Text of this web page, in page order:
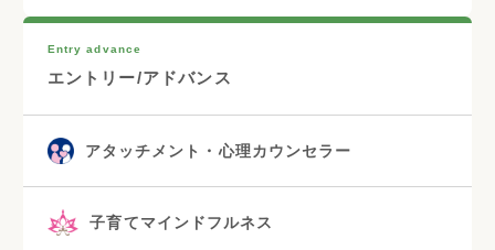
Entry advance
エントリー/アドバンス
アタッチメント・心理カウンセラー
子育てマインドフルネス